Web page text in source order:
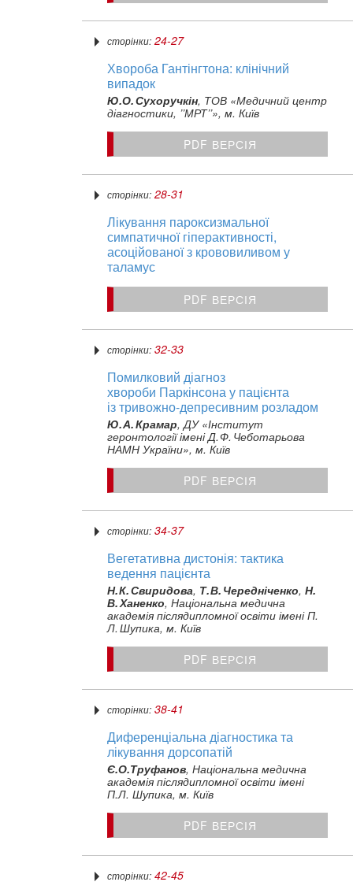
сторінки: 24-27
Хвороба Гантінгтона: клінічний
випадок
Ю.О. Сухоручкін, ТОВ «Медичний центр
діагностики, ’’МРТ’’», м. Київ
PDF ВЕРСІЯ
сторінки: 28-31
Лікування пароксизмальної
симпатичної гіперактивності,
асоційованої з крововиливом у
таламус
PDF ВЕРСІЯ
сторінки: 32-33
Помилковий діагноз
хвороби Паркінсона у пацієнта
із тривожно‑депресивним розладом
Ю. А. Крамар, ДУ «Інститут
геронтології імені Д. Ф. Чеботарьова
НАМН України», м. Київ
PDF ВЕРСІЯ
сторінки: 34-37
Вегетативна дистонія: тактика
ведення пацієнта
Н. К. Свиридова, Т. В. Чередніченко, Н.
В. Ханенко, Національна медична
академія післядипломної освіти імені П.
Л. Шупика, м. Київ
PDF ВЕРСІЯ
сторінки: 38-41
Диференціальна діагностика та
лікування дорсопатій
Є.О.Труфанов, Національна медична
академія післядипломної освіти імені
П.Л. Шупика, м. Київ
PDF ВЕРСІЯ
сторінки: 42-45